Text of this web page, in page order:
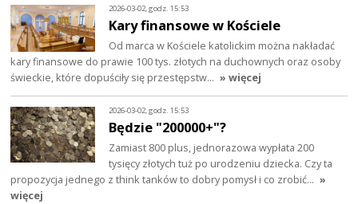
2026-03-02, godz. 15:53
Kary finansowe w Kościele
Od marca w Kościele katolickim można nakładać
kary finansowe do prawie 100 tys. złotych na duchownych oraz osoby
świeckie, które dopuściły się przestępstw… » więcej
2026-03-02, godz. 15:53
Będzie "200000+"?
Zamiast 800 plus, jednorazowa wypłata 200
tysięcy złotych tuż po urodzeniu dziecka. Czy ta
propozycja jednego z think tanków to dobry pomysł i co zrobić… »
więcej